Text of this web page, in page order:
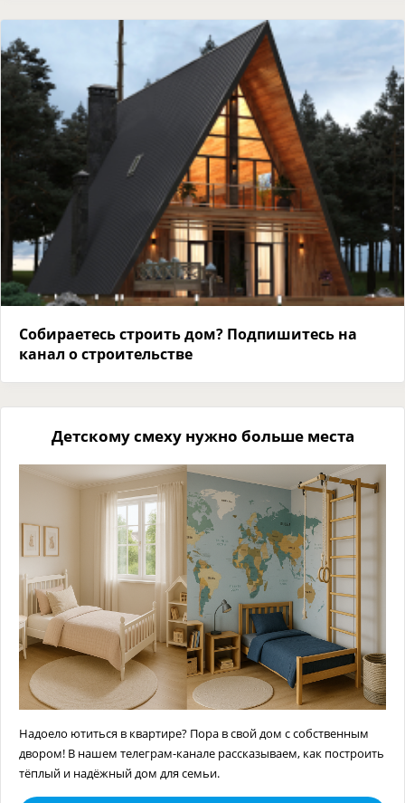
Собираетесь строить дом? Подпишитесь на
канал о строительстве
Детскому смеху нужно больше места
Надоело ютиться в квартире? Пора в свой дом с собственным
двором! В нашем телеграм-канале рассказываем, как построить
тёплый и надёжный дом для семьи.